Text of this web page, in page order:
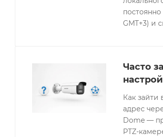
GMT+3) и
Часто
Как зайти
адрес
Dome —
PTZ-